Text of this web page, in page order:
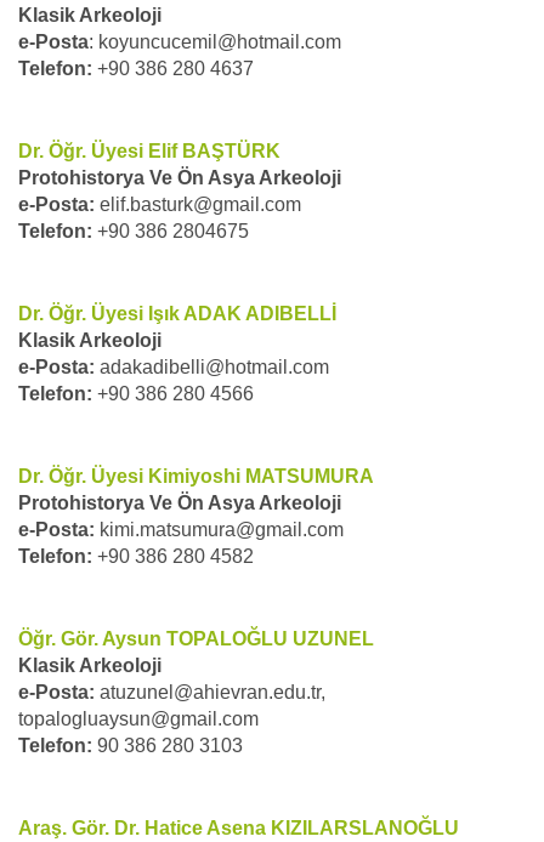
Klasik Arkeoloji
e-Posta: koyuncucemil@hotmail.com
Telefon: +90 386 280 4637
Dr. Öğr. Üyesi Elif BAŞTÜRK
Protohistorya Ve Ön Asya Arkeoloji
e-Posta: elif.basturk@gmail.com
Telefon: +90 386 2804675
Dr. Öğr. Üyesi Işık ADAK ADIBELLİ
Klasik Arkeoloji
e-Posta: adakadibelli@hotmail.com
Telefon: +90 386 280 4566
Dr. Öğr. Üyesi Kimiyoshi MATSUMURA
Protohistorya Ve Ön Asya Arkeoloji
e-Posta: kimi.matsumura@gmail.com
Telefon: +90 386 280 4582
Öğr. Gör. Aysun TOPALOĞLU UZUNEL
Klasik Arkeoloji
e-Posta: atuzunel@ahievran.edu.tr,
topalogluaysun@gmail.com
Telefon: 90 386 280 3103
Araş. Gör. Dr. Hatice Asena KIZILARSLANOĞLU